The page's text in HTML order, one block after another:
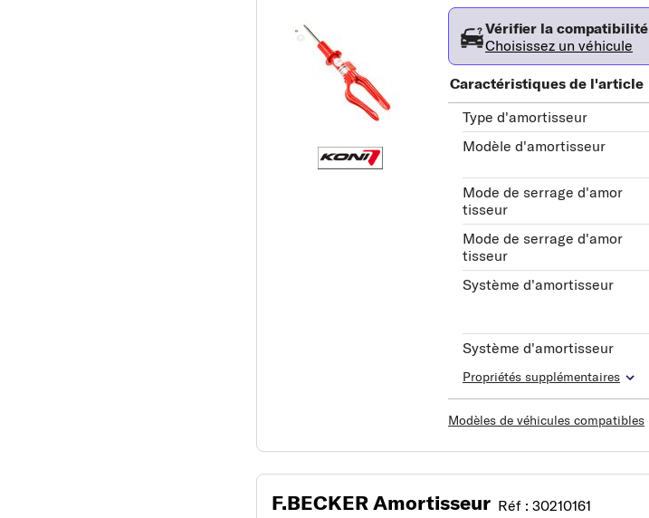
Vérifier la compatibilité
Choisissez un véhicule
Caractéristiques de l'article
Type d'amortisseur
Modèle d'amortisseur
Mode de serrage d'amor
tisseur
Mode de serrage d'amor
tisseur
Système d'amortisseur
Système d'amortisseur
Propriétés supplémentaires
Modèles de véhicules compatibles
F.BECKER Amortisseur Réf : 30210161